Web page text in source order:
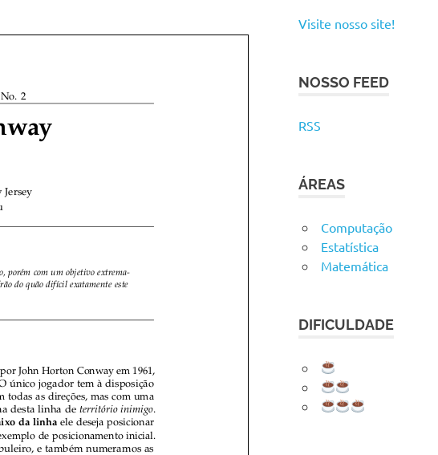
Visite nosso site!
NOSSO FEED
RSS
ÁREAS
Computação
Estatística
Matemática
DIFICULDADE